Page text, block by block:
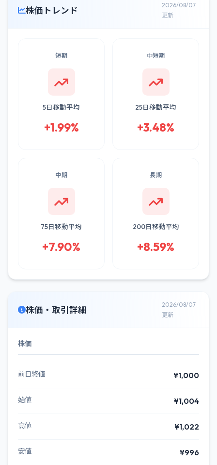
株価トレンド
2026/08/07
更新
短期
5日移動平均
+1.99%
中短期
25日移動平均
+3.48%
中期
75日移動平均
+7.90%
長期
200日移動平均
+8.59%
株価・取引詳細
2026/08/07
更新
株価
前日終値 ¥1,000
始値 ¥1,004
高値 ¥1,022
安値 ¥996